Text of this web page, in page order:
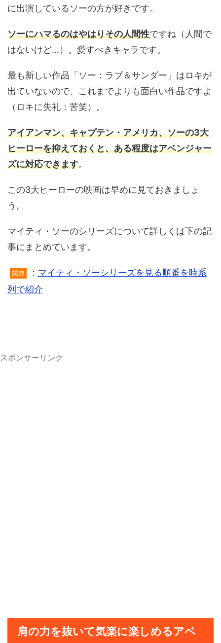
に出演しているソーの方が好きです。
ソーにハマるのはやはりその人間性ですね（人間で
はないけど…）。愛すべきキャラです。
最も新しい作品「ソー：ラブ＆サンダー」はロキが
出ていないので、これまでよりも面白い作品ですよ
（ロキに失礼：苦笑）。
アイアンマン、キャプテン・アメリカ、ソーの3大
ヒーローを抑えておくと、ある程度はアベンジャー
ズに対応できます。
この3大ヒーローの映画は早めに見ておきましょ
う。
マイティ・ソーのシリーズについて詳しくは下の記
事にまとめています。
関連 ： マイティ・ソーシリーズを見る順番を時系
列で紹介
スポンサーリンク
肩の力を抜いて気楽に楽しめるアベ